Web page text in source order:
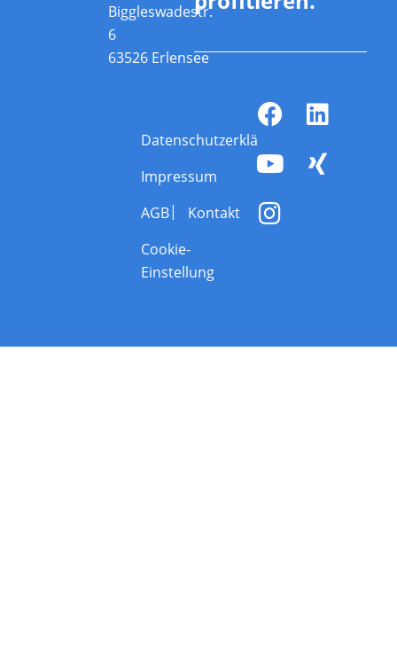
Biggleswadestr.
6
63526 Erlensee
Datenschutzerklärung
Impressum
AGB
Kontakt
Cookie-
Einstellung